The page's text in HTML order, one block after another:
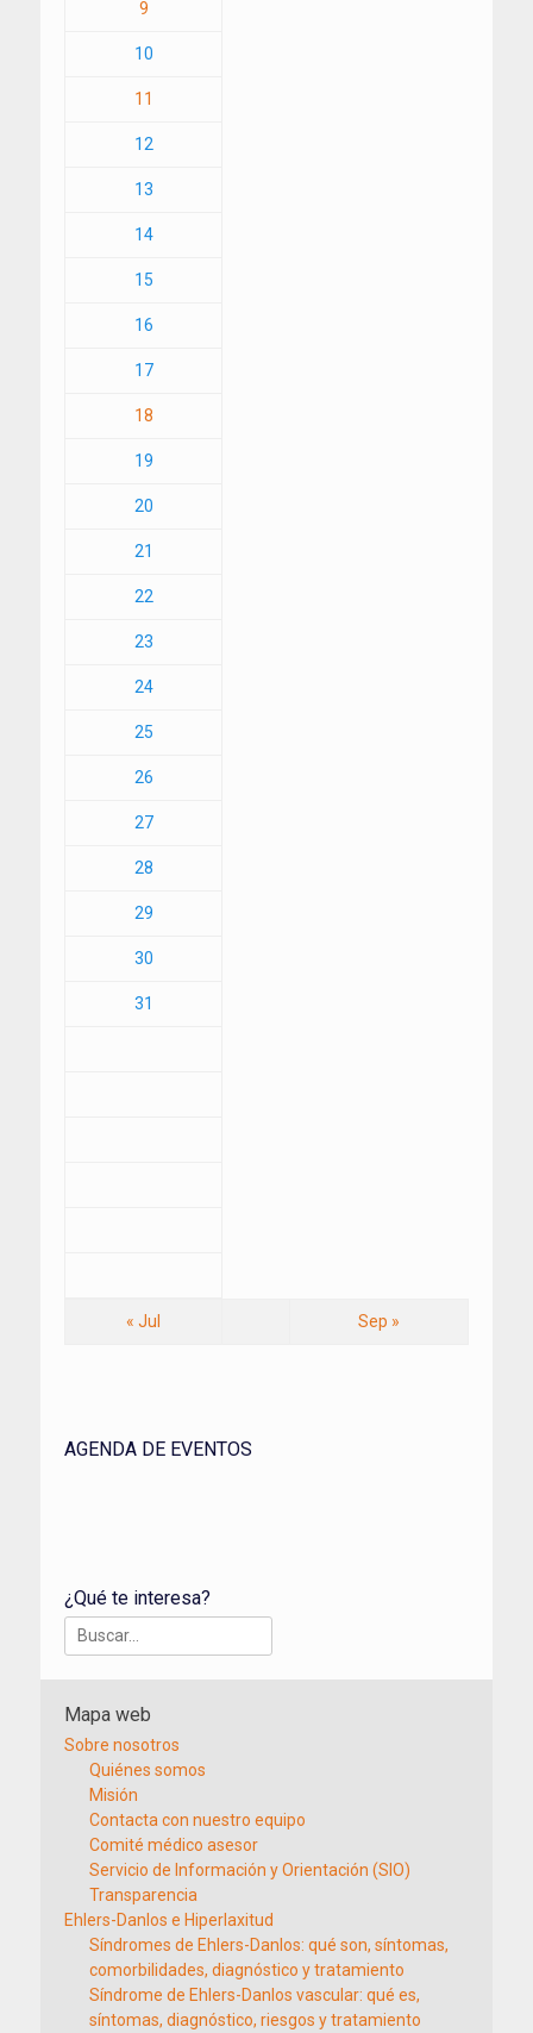
9
10
11
12
13
14
15
16
17
18
19
20
21
22
23
24
25
26
27
28
29
30
31
« Jul Sep »
AGENDA DE EVENTOS
¿Qué te interesa?
Buscar:
Mapa web
Sobre nosotros
Quiénes somos
Misión
Contacta con nuestro equipo
Comité médico asesor
Servicio de Información y Orientación (SIO)
Transparencia
Ehlers-Danlos e Hiperlaxitud
Síndromes de Ehlers-Danlos: qué son, síntomas,
comorbilidades, diagnóstico y tratamiento
Síndrome de Ehlers-Danlos vascular: qué es,
síntomas, diagnóstico, riesgos y tratamiento